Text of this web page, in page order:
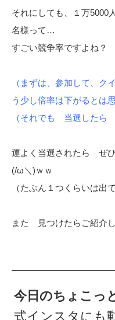
それにしても、１万5000
名様って…
すごい競争率ですよね？
（まずは、参加して、ク
う少し倍率は下がるとは
（それでも 当選したら
運よく当選されたら ぜ
(/ω＼)ｗｗ
（たぶん１つくらいは出
また 見つけたらご紹介
今日のちょこっ
式インスタにも